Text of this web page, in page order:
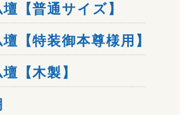
【普通サイズ】
【特装御本尊様用】
【木製】